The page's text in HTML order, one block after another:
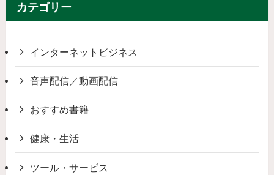
カテゴリー
インターネットビジネス
音声配信／動画配信
おすすめ書籍
健康・生活
ツール・サービス